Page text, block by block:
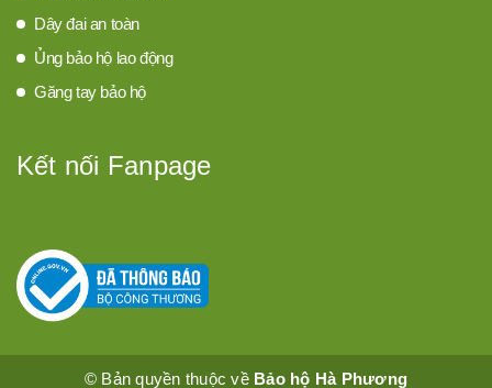
Dây đai an toàn
Ủng bảo hộ lao động
Găng tay bảo hộ
Kết nối Fanpage
© Bản quyền thuộc về Bảo hộ Hà Phương